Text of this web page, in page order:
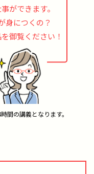
ができます。
身につくの？
御覧ください！
間の講義となります。